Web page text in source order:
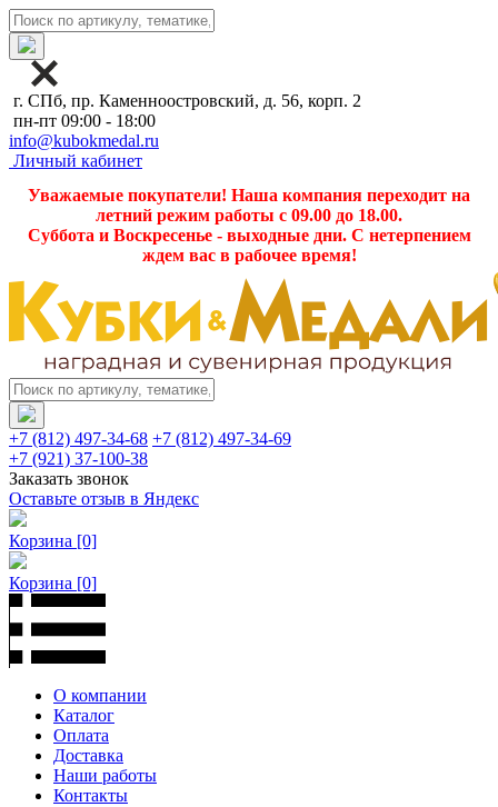
г. СПб, пр. Каменноостровский, д. 56, корп. 2
пн-пт 09:00 - 18:00
info@kubokmedal.ru
Личный кабинет
Уважаемые покупатели! Наша компания переходит на
летний режим работы с 09.00 до 18.00.
Суббота и Воскресенье - выходные дни. С нетерпением
ждем вас в рабочее время!
+7 (812) 497-34-68 +7 (812) 497-34-69
+7 (921) 37-100-38
Заказать звонок
Оставьте отзыв в Яндекс
Корзина [0]
Корзина [0]
О компании
Каталог
Оплата
Доставка
Наши работы
Контакты